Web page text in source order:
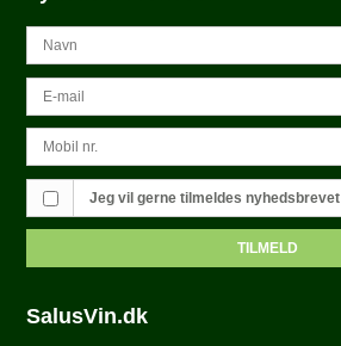
Jeg vil gerne tilmeldes nyhedsbrevet
TILMELD
SalusVin.dk